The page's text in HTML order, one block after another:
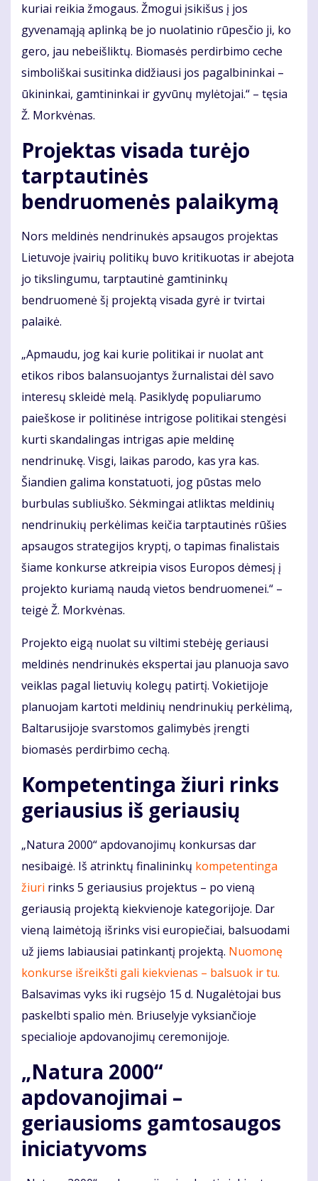
kuriai reikia žmogaus. Žmogui įsikišus į jos
gyvenamąją aplinką be jo nuolatinio rūpesčio ji, ko
gero, jau nebeišliktų. Biomasės perdirbimo ceche
simboliškai susitinka didžiausi jos pagalbininkai –
ūkininkai, gamtininkai ir gyvūnų mylėtojai.“ – tęsia
Ž. Morkvėnas.
Projektas visada turėjo
tarptautinės
bendruomenės palaikymą
Nors meldinės nendrinukės apsaugos projektas
Lietuvoje įvairių politikų buvo kritikuotas ir abejota
jo tikslingumu, tarptautinė gamtininkų
bendruomenė šį projektą visada gyrė ir tvirtai
palaikė.
„Apmaudu, jog kai kurie politikai ir nuolat ant
etikos ribos balansuojantys žurnalistai dėl savo
interesų skleidė melą. Pasiklydę populiarumo
paieškose ir politinėse intrigose politikai stengėsi
kurti skandalingas intrigas apie meldinę
nendrinukę. Visgi, laikas parodo, kas yra kas.
Šiandien galima konstatuoti, jog pūstas melo
burbulas subliuško. Sėkmingai atliktas meldinių
nendrinukių perkėlimas keičia tarptautinės rūšies
apsaugos strategijos kryptį, o tapimas finalistais
šiame konkurse atkreipia visos Europos dėmesį į
projekto kuriamą naudą vietos bendruomenei.“ –
teigė Ž. Morkvėnas.
Projekto eigą nuolat su viltimi stebėję geriausi
meldinės nendrinukės ekspertai jau planuoja savo
veiklas pagal lietuvių kolegų patirtį. Vokietijoje
planuojam kartoti meldinių nendrinukių perkėlimą,
Baltarusijoje svarstomos galimybės įrengti
biomasės perdirbimo cechą.
Kompetentinga žiuri rinks
geriausius iš geriausių
„Natura 2000“ apdovanojimų konkursas dar
nesibaigė. Iš atrinktų finalininkų kompetentinga
žiuri rinks 5 geriausius projektus – po vieną
geriausią projektą kiekvienoje kategorijoje. Dar
vieną laimėtoją išrinks visi europiečiai, balsuodami
už jiems labiausiai patinkantį projektą. Nuomonę
konkurse išreikšti gali kiekvienas – balsuok ir tu.
Balsavimas vyks iki rugsėjo 15 d. Nugalėtojai bus
paskelbti spalio mėn. Briuselyje vyksiančioje
specialioje apdovanojimų ceremonijoje.
„Natura 2000“
apdovanojimai –
geriausioms gamtosaugos
iniciatyvoms